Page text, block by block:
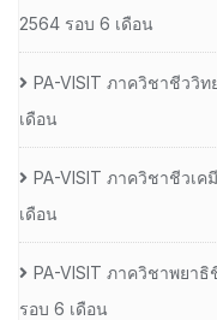
2564 รอบ 6 เดือน
PA-VISIT ภาควิชาชีววิ
เดือน
PA-VISIT ภาควิชาชีวเ
เดือน
PA-VISIT ภาควิชาพยา
รอบ 6 เดือน